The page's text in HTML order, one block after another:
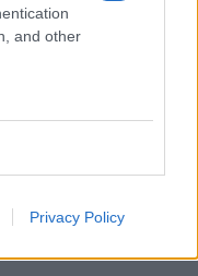
and other
Privacy Policy
και Novibet